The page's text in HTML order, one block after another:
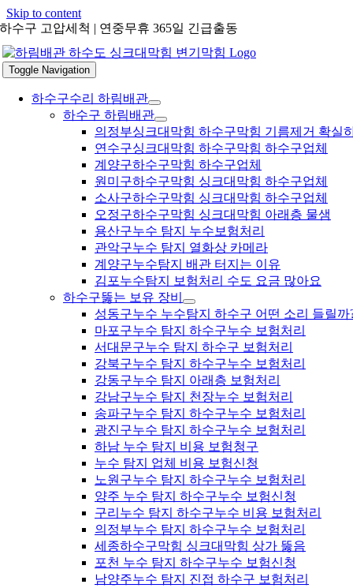
Skip to content
하수구 고압세척 | 연중무휴 365일 긴급출동
Toggle Navigation
하수구수리 하림배관
하수구 하림배관
의정부싱크대막힘 하수구막힘 기름제거 확실
연수구싱크대막힘 하수구막힘 하수구업체
계양구하수구막힘 하수구업체
원미구하수구막힘 싱크대막힘 하수구업체
소사구하수구막힘 싱크대막힘 하수구업체
오정구하수구막힘 싱크대막힘 아래층 물샘
용산구누수 탐지 누수보험처리
관악구누수 탐지 열화상 카메라
계양구누수탐지 배관 터지는 이유
김포누수탐지 보험처리 수도 요금 많아요
하수구뚫는 보유 장비
성동구누수 누수탐지 하수구 어떤 소리 들릴까
마포구누수 탐지 하수구누수 보험처리
서대문구누수 탐지 하수구 보험처리
강북구누수 탐지 하수구누수 보험처리
강동구누수 탐지 아래층 보험처리
강남구누수 탐지 천장누수 보험처리
송파구누수 탐지 하수구누수 보험처리
광진구누수 탐지 하수구누수 보험처리
하남 누수 탐지 비용 보험청구
누수 탐지 업체 비용 보험신청
노원구누수 탐지 하수구누수 보험처리
양주 누수 탐지 하수구누수 보험신청
구리누수 탐지 하수구누수 비용 보험처리
의정부누수 탐지 하수구누수 보험처리
세종하수구막힘 싱크대막힘 상가 뚫음
포천 누수 탐지 하수구누수 보험신청
남양주누수 탐지 진접 하수구 보험처리